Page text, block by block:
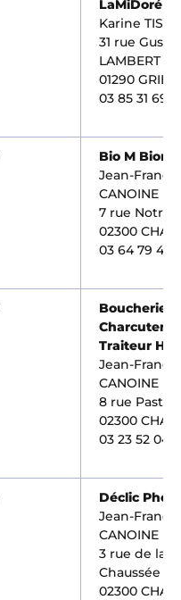
LaMiDoré
Karine
31 rue
LAMBERT
01290
03 85 31 69
Bio M
Jean-
CANOINE
7 rue Notre
02300
03 64 79 46
Boucherie
Charcuterie
Traiteur
Jean-
CANOINE
8 rue
02300
03 23 52 04
Déclic Photo
Jean-
CANOINE
3 rue de la
Chaussée
02300